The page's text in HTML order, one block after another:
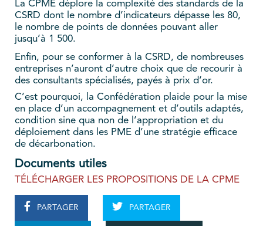
La CPME déplore la complexité des standards de la
CSRD dont le nombre d’indicateurs dépasse les 80,
le nombre de points de données pouvant aller
jusqu’à 1 500.
Enfin, pour se conformer à la CSRD, de nombreuses
entreprises n’auront d’autre choix que de recourir à
des consultants spécialisés, payés à prix d’or.
C’est pourquoi, la Confédération plaide pour la mise
en place d’un accompagnement et d’outils adaptés,
condition sine qua non de l’appropriation et du
déploiement dans les PME d’une stratégie efficace
de décarbonation.
Documents utiles
TÉLÉCHARGER LES PROPOSITIONS DE LA CPME
PARTAGER PARTAGER